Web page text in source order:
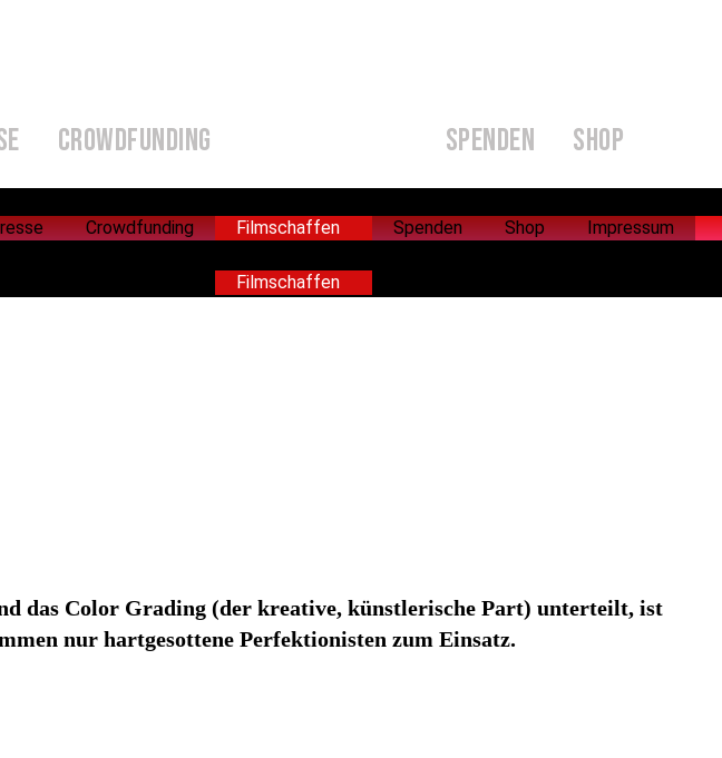
CROWDFUNDING SPENDEN SHOP
Crowdfunding Filmschaffen Spenden Shop Impressum
Filmschaffen
das Color Grading (der kreative, künstlerische Part) unterteilt, ist
nur hartgesottene Perfektionisten zum Einsatz.